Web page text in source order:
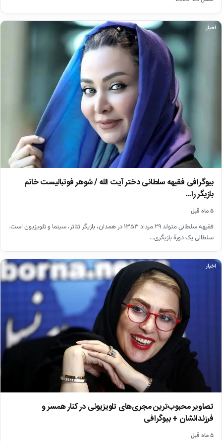
اخبار
بیوگرافی فقیهه سلطانی دختر آیت الله / شوهر فوتبالیست خانم
بازیگر را…
۵ ماه قبل
فقیهه سلطانی متولد ۲۹ مرداد ۱۳۵۳ در همدان، بازیگر تئاتر، سینما و تلویزیون است.
سلطانی یک دورهٔ بازیگری…
اخبار
تصاویر محبوب‌ترین مجری‌های تلویزیونی در کنار همسر و
فرزندانشان + بیوگرافی
۵ ماه قبل